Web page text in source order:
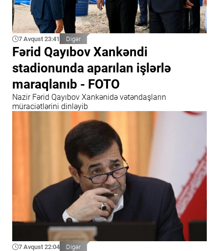
7 Avqust 23:41 Digər
Fərid Qayıbov Xankəndi
stadionunda aparılan işlərlə
maraqlanıb - FOTO
Nazir Fərid Qayıbov Xankənidə vətəndaşların
müraciətlərini dinləyib
7 Avqust 22:04 Digər